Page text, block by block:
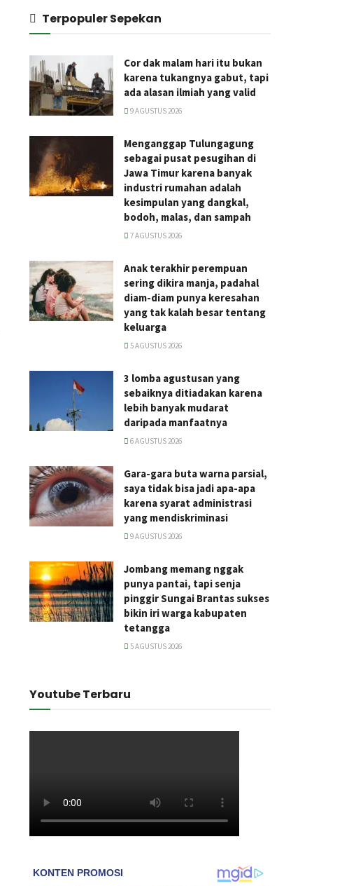
Terpopuler Sepekan
Cor dak malam hari itu bukan
karena tukangnya gabut, tapi
ada alasan ilmiah yang valid
9 AGUSTUS 2026
Menganggap Tulungagung
sebagai pusat pesugihan di
Jawa Timur karena banyak
industri rumahan adalah
kesimpulan yang dangkal,
bodoh, malas, dan sampah
7 AGUSTUS 2026
Anak terakhir perempuan
sering dikira manja, padahal
diam-diam punya keresahan
yang tak kalah besar tentang
keluarga
5 AGUSTUS 2026
3 lomba agustusan yang
sebaiknya ditiadakan karena
lebih banyak mudarat
daripada manfaatnya
6 AGUSTUS 2026
Gara-gara buta warna parsial,
saya tidak bisa jadi apa-apa
karena syarat administrasi
yang mendiskriminasi
9 AGUSTUS 2026
Jombang memang nggak
punya pantai, tapi senja
pinggir Sungai Brantas sukses
bikin iri warga kabupaten
tetangga
5 AGUSTUS 2026
Youtube Terbaru